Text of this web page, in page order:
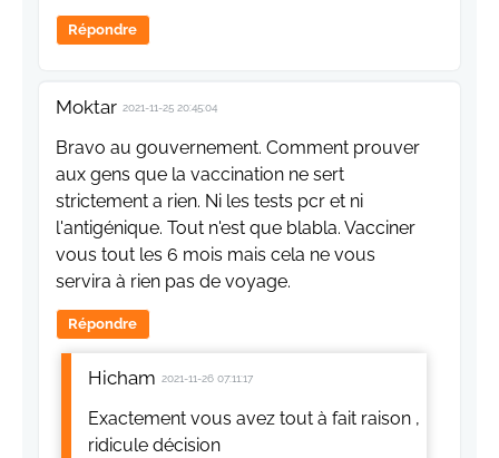
Répondre
Moktar 2021-11-25 20:45:04
Bravo au gouvernement. Comment prouver
aux gens que la vaccination ne sert
strictement a rien. Ni les tests pcr et ni
l'antigénique. Tout n'est que blabla. Vacciner
vous tout les 6 mois mais cela ne vous
servira à rien pas de voyage.
Répondre
Hicham 2021-11-26 07:11:17
Exactement vous avez tout à fait raison ,
ridicule décision